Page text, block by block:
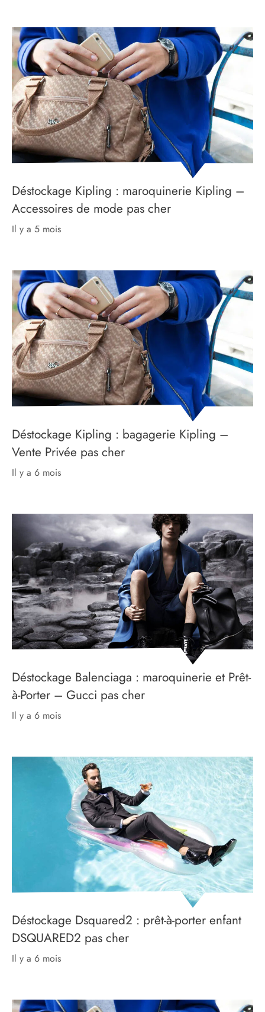
Déstockage Kipling : maroquinerie Kipling –
Accessoires de mode pas cher
il y a 5 mois
Déstockage Kipling : bagagerie Kipling –
Vente Privée pas cher
il y a 6 mois
Déstockage Balenciaga : maroquinerie et Prêt-
à-Porter – Gucci pas cher
il y a 6 mois
Déstockage Dsquared2 : prêt-à-porter enfant
DSQUARED2 pas cher
il y a 6 mois